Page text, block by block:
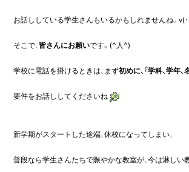
お話ししている学生さんもいるかもしれませんね。v(･o
そこで、 皆さんにお願いです。(^人^)
学校に電話を掛けるときは、まず初めに、「学科、学年
要件をお話ししてくださいね
新学期がスタートした途端、休校になってしまい、
普段なら学生さんたちで賑やかな教室が、今は淋しい教